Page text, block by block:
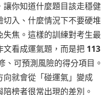
你知道什麼題目該走穩健
入、什麼情況下不要硬堆
焦。這樣的訓練對考生最
看成運氣題，而是把 113
、可預測風險的得分項目。
就會從「碰運氣」變成
陪榜者很常出現的差別。